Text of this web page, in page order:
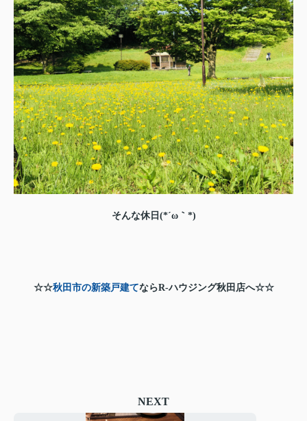
そんな休日(*´ω｀*)
☆☆秋田市の新築戸建てならR-ハウジング秋田店へ☆☆
NEXT